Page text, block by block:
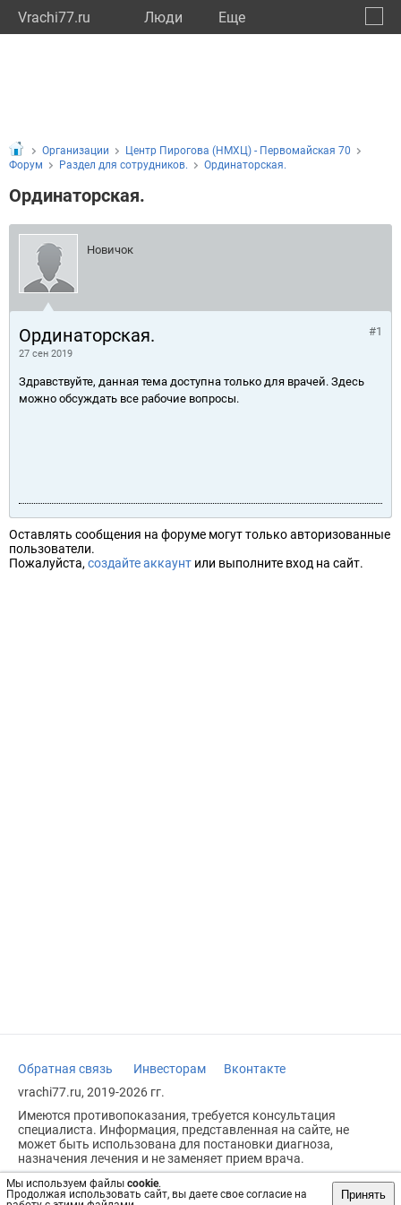
Vrachi77.ru Люди Eще
Мы используем файлы cookie.
Продолжая использовать сайт, вы даете свое согласие на
Принять
Организации
Центр Пирогова (НМХЦ) - Первомайская 70
Форум
Раздел для сотрудников. Ординаторская.
Ординаторская.
Новичок
Ординаторская.
27 сен 2019
#1
Здравствуйте, данная тема доступна только для врачей. Здесь
можно обсуждать все рабочие вопросы.
Оставлять сообщения на форуме могут только авторизованные
пользователи.
Пожалуйста, создайте аккаунт или выполните вход на сайт.
Обратная связь Инвесторам
Вконтакте
vrachi77.ru, 2019-2026 гг.
Имеются противопоказания, требуется консультация
специалиста. Информация, представленная на сайте, не
может быть использована для постановки диагноза,
назначения лечения и не заменяет прием врача.
Возрастное ограничение: 18+